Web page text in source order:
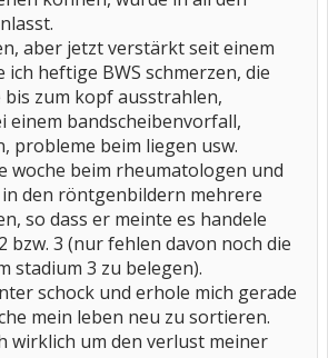
aber jetzt verstärkt seit einem
ich heftige BWS schmerzen, die
zum kopf ausstrahlen,
einem bandscheibenvorfall,
probleme beim liegen usw.
woche beim rheumatologen und
den röntgenbildern mehrere
so dass er meinte es handele
bzw. 3 (nur fehlen davon noch die
stadium 3 zu belegen).
schock und erhole mich gerade
mein leben neu zu sortieren.
wirklich um den verlust meiner